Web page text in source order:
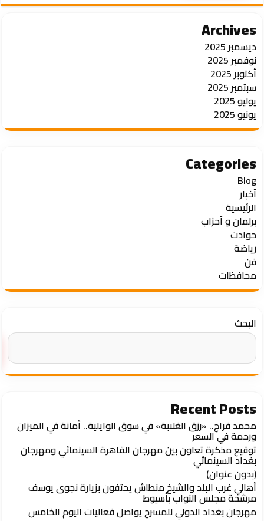
Archives
ديسمبر 2025
نوفمبر 2025
أكتوبر 2025
سبتمبر 2025
يوليو 2025
يونيو 2025
Categories
Blog
أخبار
الرئيسية
برلمان و أحزاب
حوادث
رياضة
فن
محافظات
البحث
Recent Posts
محمد فراج.. «رزق الغلابة» في سوق الوايلية.. أمانة في الميزان
ورحمة في السعر
توقيع مذكرة تعاون بين مهرجان القاهرة السينمائي ومهرجان
بغداد السينمائي
(بدون عنوان)
أهالي غرب البلد والشيخ منطاش يحتفون بزيارة نجوى يوسف
مرشحة مجلس النواب بأسيوط
مهرجان بغداد الدولي للمسرح يواصل فعاليات اليوم الخامس